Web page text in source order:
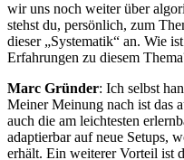
wir uns noch weiter über
stehst du, persönlich, zum
dieser „Systematik“ an. Wie
Erfahrungen zu diesem
Marc Gründer: Ich selbst
Meiner Meinung nach ist das
auch die am leichtesten
adaptierbar auf neue Setups,
erhält. Ein weiterer Vorteil ist